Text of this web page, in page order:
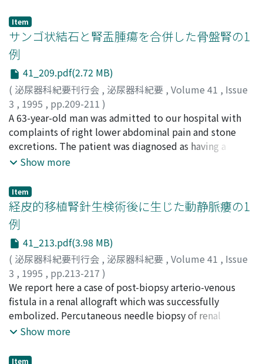
carcinoma (T2M0N0). Left radical nephrectomy was
performed in December 12, 1990. After operation, 3 x
10(6) unit per day of IFN-alpha were administered three
times per week. She complained of low grade fever and
general fatigue in June, 1991. CT showed left lung
metastasis (phi 3 cm). She was given combined
chemotherapy (MVP: methotrexate, vinblastine,
pepleomycin). After 2 courses, lung metastasis
decreased and after 4 courses, lung metastasis was not
shown by CT in December, 1992. No evidence of relapse
was shown by CT in June, 1994.
Item
サンゴ状結石と腎盂腫瘍を合併した骨盤腎の1
例
41_209.pdf(2.72 MB)
( 泌尿器科紀要刊行会 , 泌尿器科紀要 , Volume 41 , Issue
3 , 1995 , pp.209-211 )
有澤, 千鶴;藤井, 靖久;東, 四雄;大和田, 文雄;清水, 誠一郎
兼子, 耕;Arisawa, Chizuru;Fujii, Yasuhisa;Higashi,
Yotsuo;Owada, Fumio;Shimizu, Seiichiro;Kaneko, Kou
A 63-year-old man was admitted to our hospital with
complaints of right lower abdominal pain and stone
excretions. The patient was diagnosed as having a
pelvic kidney associated with staghorn calculus and
However, during the operation, a papillary tumor was
found in the renal pelvis occupied with staghorn
calculus. As the pathological examination of its frozen
section was low grade transitional cell carcinoma,
nephro-ureterectomy was performed. Pelvic kidney
associated with staghorn calculus or renal pelvic tumor
with stones is not rare, but pelvic kidney associated
with staghorn calculus and renal pelvic cancer is
extremely rare.
Show more
Item
経皮的移植腎針生検術後に生じた動静脈瘻の1
例
41_213.pdf(3.98 MB)
( 泌尿器科紀要刊行会 , 泌尿器科紀要 , Volume 41 , Issue
3 , 1995 , pp.213-217 )
市丸, 直嗣;高原, 史郎;山ロ, 誓司;小角, 幸人;石橋, 道男
奥山, 明彦; 徳永, 仰;友田, 要;井上, 均 ;三上, 修;Ichimaru,
Naotsugu;Takahara, Shiro ;Yamaguchi, Seiji;Kokado,
Yukito;Ishibashi, Michio
We report here a case of post-biopsy arterio-venous
fistula in a renal allograft which was successfully
embolized. Percutaneous needle biopsy of renal
allograft is performed when the cause of deteriorating
pathological diagnosis obtained by it determines the
Show more
Item